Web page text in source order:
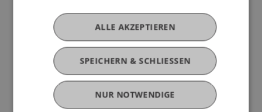
Mehr NewsSPEICHERN & SCHLIESSEN
ALLE AKZEPTIEREN
NUR NOTWENDIGE